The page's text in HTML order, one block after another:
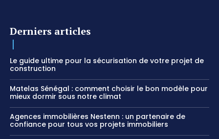
Derniers articles
Le guide ultime pour la sécurisation de votre projet de
construction
Matelas Sénégal : comment choisir le bon modèle pour
mieux dormir sous notre climat
Agences immobilières Nestenn : un partenaire de
confiance pour tous vos projets immobiliers